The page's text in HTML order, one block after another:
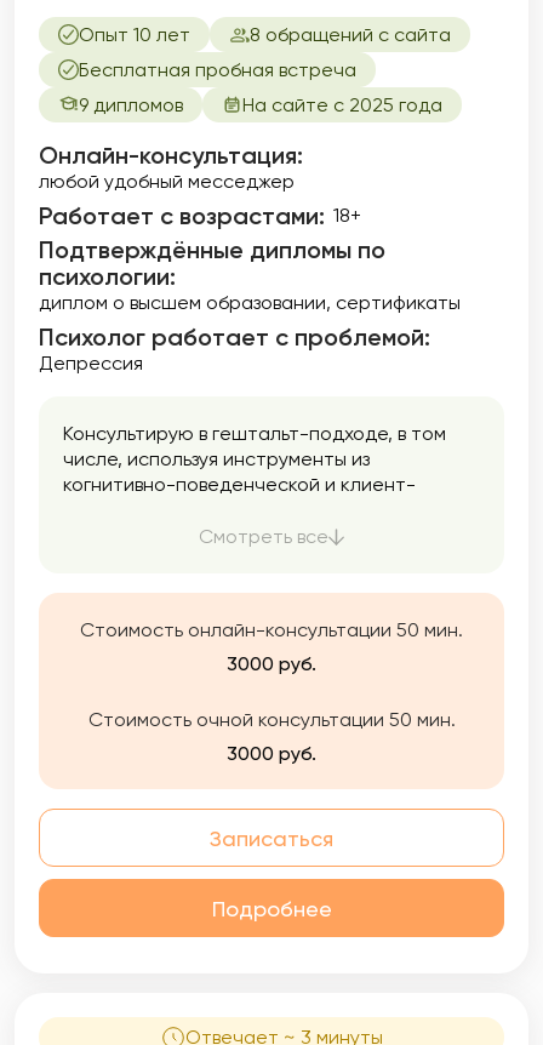
Опыт 10 лет
8 обращений с сайта
Бесплатная пробная встреча
9 дипломов
На сайте с 2025 года
Онлайн-консультация:
любой удобный месседжер
Работает с возрастами: 18+
Подтверждённые дипломы по
психологии:
диплом о высшем образовании сертификаты
Психолог работает с проблемой:
Депрессия
Консультирую в гештальт-подходе, в том
числе, используя инструменты из
когнитивно-поведенческой и клиент-
профессии, компетенции и опыт — то, на
принципах бережности, профессионализма
и полной конфиденциальности.
Смотреть все
Стоимость онлайн-консультации 50 мин.
3000 руб.
Стоимость очной консультации 50 мин.
3000 руб.
Записаться
Подробнее
Отвечает ~ 3 минуты